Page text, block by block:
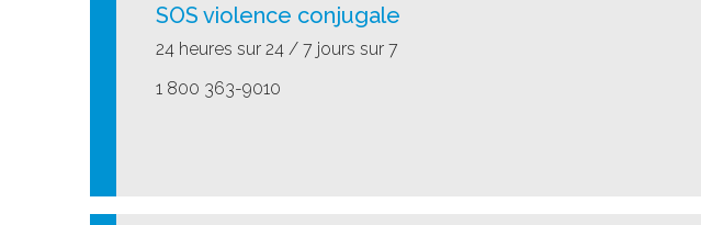
SOS violence conjugale
24 heures sur 24 / 7 jours sur 7
1 800 363-9010